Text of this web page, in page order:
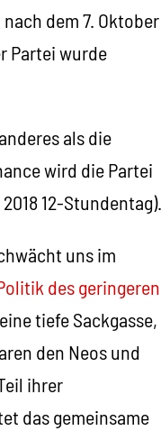
dem 7. Oktober
Partei wurde
als die
wird die Partei
12-Stundentag).
uns im
des geringeren
tiefe Sackgasse,
den Neos und
ihrer
das gemeinsame